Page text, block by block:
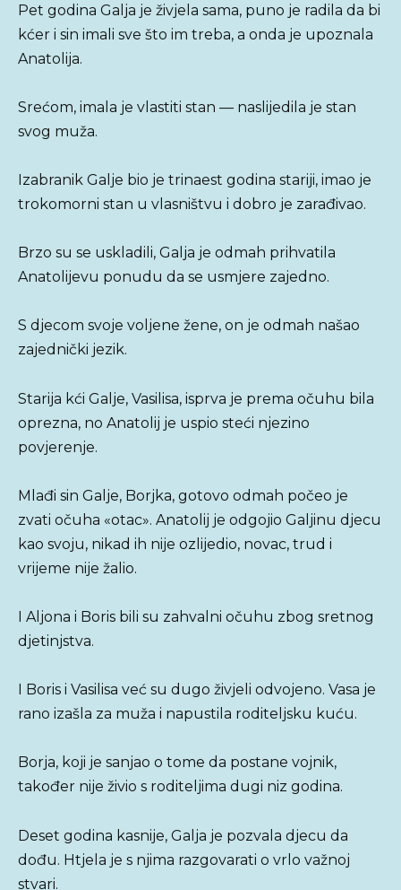
Pet godina Galja je živjela sama, puno je radila da bi
kćer i sin imali sve što im treba, a onda je upoznala
Anatolija.
Srećom, imala je vlastiti stan — naslijedila je stan
svog muža.
Izabranik Galje bio je trinaest godina stariji, imao je
trokomorni stan u vlasništvu i dobro je zarađivao.
Brzo su se uskladili, Galja je odmah prihvatila
Anatolijevu ponudu da se usmjere zajedno.
S djecom svoje voljene žene, on je odmah našao
zajednički jezik.
Starija kći Galje, Vasilisa, isprva je prema očuhu bila
oprezna, no Anatolij je uspio steći njezino
povjerenje.
Mlađi sin Galje, Borjka, gotovo odmah počeo je
zvati očuha «otac». Anatolij je odgojio Galjinu djecu
kao svoju, nikad ih nije ozlijedio, novac, trud i
vrijeme nije žalio.
I Aljona i Boris bili su zahvalni očuhu zbog sretnog
djetinjstva.
I Boris i Vasilisa već su dugo živjeli odvojeno. Vasa je
rano izašla za muža i napustila roditeljsku kuću.
Borja, koji je sanjao o tome da postane vojnik,
također nije živio s roditeljima dugi niz godina.
Deset godina kasnije, Galja je pozvala djecu da
dođu. Htjela je s njima razgovarati o vrlo važnoj
stvari.